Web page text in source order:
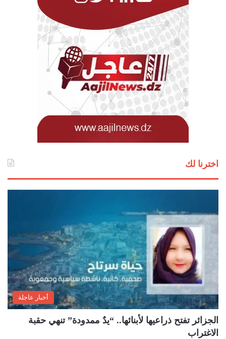
اخترنا لك
أخبار عاجلة
الجزائر تفتح ذراعيها لأبنائها.. “يدٌ ممدودة” تنهي حقبة
الاغتراب